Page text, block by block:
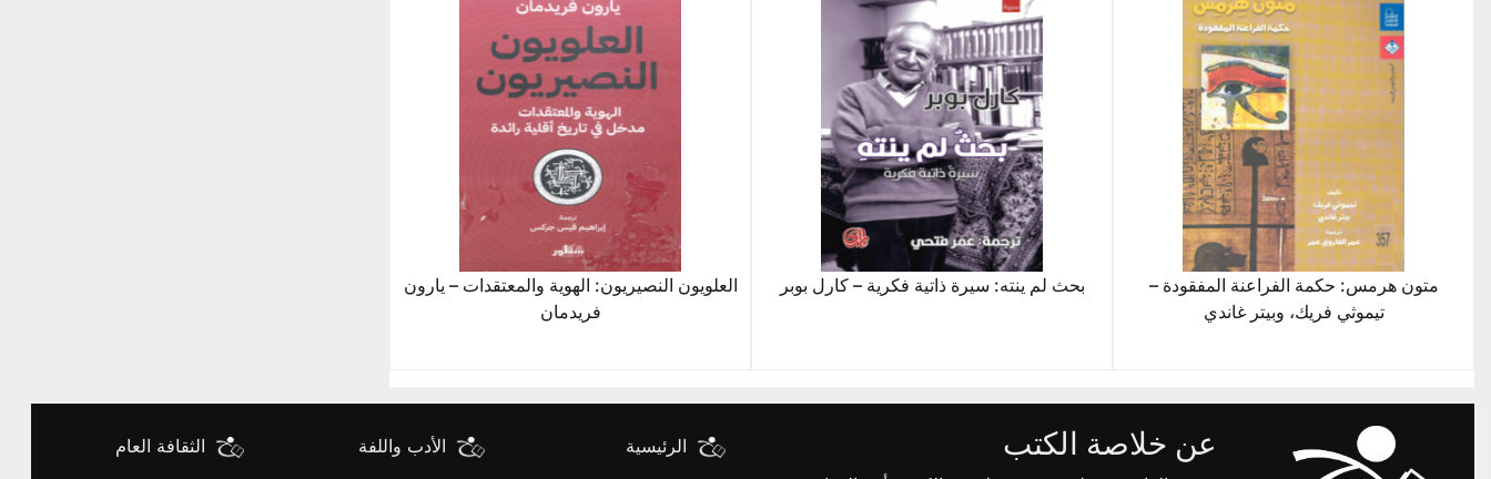
متون هرمس: حكمة الفراعنة المفقودة –
تيموثي فريك، وبيتر غاندي
بحث لم ينته: سيرة ذاتية فكرية – كارل بوبر
العلويون النصيريون: الهوية والمعتقدات – يارون
فريدمان
عن خلاصة الكتب
الرئيسية
الأدب واللفة
الثقافة العام